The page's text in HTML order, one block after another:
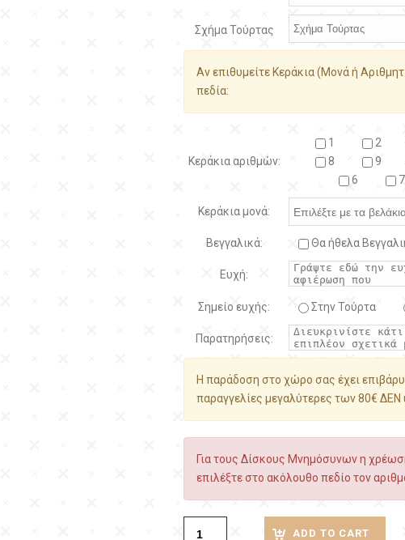
Σχήμα Τούρτας
Αν επιθυμείτε Κεράκια (Μονά ή
πεδία:
Κεράκια αριθμών:
1 2
8
9
6
7
Κεράκια μονά:
Βεγγαλικά: Θα ήθελα
Ευχή:
Σημείο ευχής: Στην Τούρτα
Παρατηρήσεις:
Η παράδοση στο χώρο σας έχει
παραγγελίες μεγαλύτερες των 80€
Για τους Δίσκους Μνημόσυνων η
επιλέξτε στο ακόλουθο πεδίο τον
ADD TO CART